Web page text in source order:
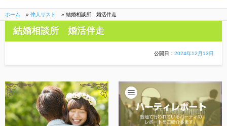
る質問
開業支援
お金のこと
ホーム » 仲人リスト » 結婚相談所 婚活伴走
結婚相談所 婚活伴走
公開日： 2024年12月13日